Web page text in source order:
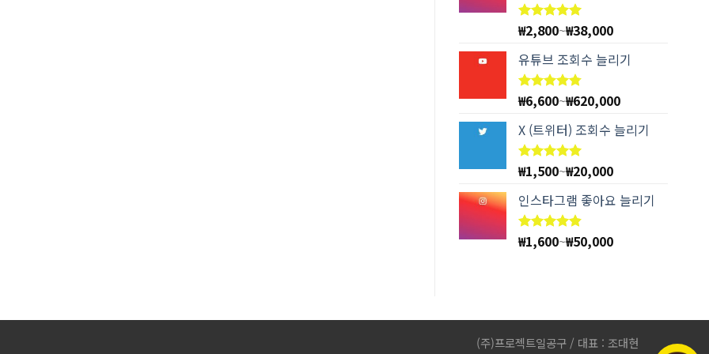
5 중에서
4.94
평가됨
₩2,800~₩38,000
유튜브 조회수 늘리기
5 중에서
4.78
평가됨
₩6,600~₩620,000
X (트위터) 조회수 늘리기
5 중에서
5.00
평가됨
₩1,500~₩20,000
인스타그램 좋아요 늘리기
5 중에서
4.83
₩1,600~₩50,000
(주)프로젝트일공구 / 대표 : 조대현